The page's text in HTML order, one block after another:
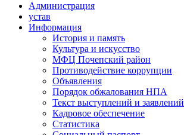
Администрация
устав
Информация
История и память
Культура и искусство
МФЦ Почепский район
Противодействие коррупции
Объявления
Порядок обжалования НПА
Текст выступлений и заявлений
Кадровое обеспечение
Статистика